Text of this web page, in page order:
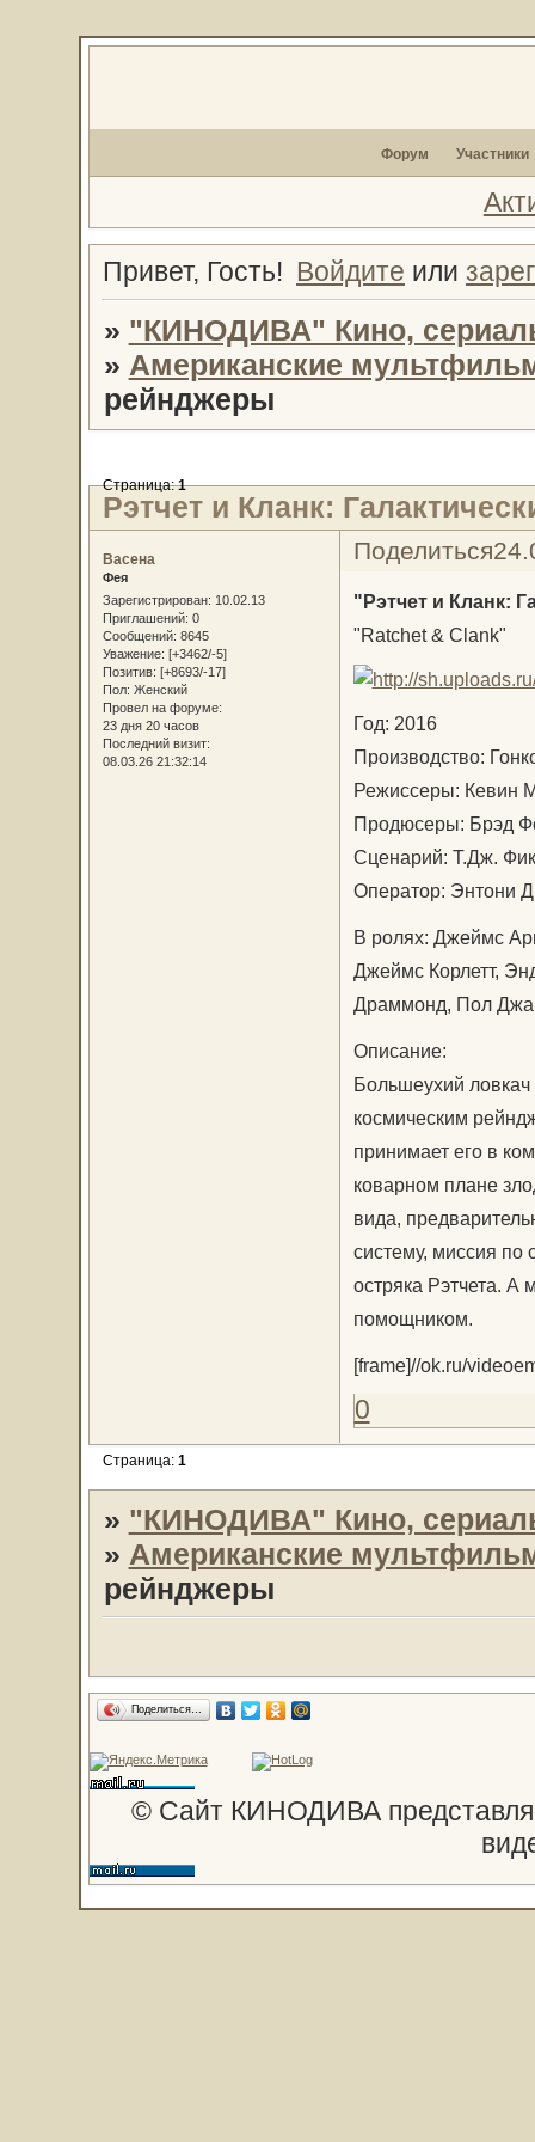
Форум Участники
Привет, Гость! Войдите или
» "КИНОДИВА" Кино,
» Американские
рейнджеры
Рэтчет и Кланк:
Страница:1
Поделиться
Васена
Фея
Зарегистрирован: 10.02.13
Приглашений: 0
Сообщений: 8645
Уважение: [+3462/-5]
Позитив: [+8693/-17]
Пол: Женский
Провел на форуме:
23 дня 20 часов
Последний визит:
08.03.26 21:32:14
"Рэтчет и Кланк:
"Ratchet & Clank"
Год: 2016
Производство:
Режиссеры: Кевин
Продюсеры: Брэд
Сценарий: Т.Дж.
Оператор: Энтони
В ролях: Джеймс
Джеймс Корлетт,
Драммонд, Пол
Описание:
Большеухий ловкач
космическим
принимает его в
коварном плане
вида,
систему, миссия по
остряка Рэтчета. А
помощником.
[frame]//ok.ru/
0
Страница: 1
» "КИНОДИВА" Кино,
» Американские
рейнджеры
Поделиться…
© Сайт КИНОДИВА